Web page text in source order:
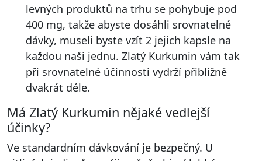
levných produktů na trhu se pohybuje pod
400 mg, takže abyste dosáhli srovnatelné
dávky, museli byste vzít 2 jejich kapsle na
každou naši jednu. Zlatý Kurkumin vám tak
při srovnatelné účinnosti vydrží přibližně
dvakrát déle.
Má Zlatý Kurkumin nějaké vedlejší
účinky?
Ve standardním dávkování je bezpečný. U